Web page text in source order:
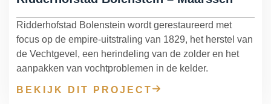
Ridderhofstad Bolenstein wordt gerestaureerd met
focus op de empire-uitstraling van 1829, het herstel van
de Vechtgevel, een herindeling van de zolder en het
aanpakken van vochtproblemen in de kelder.
BEKIJK DIT PROJECT